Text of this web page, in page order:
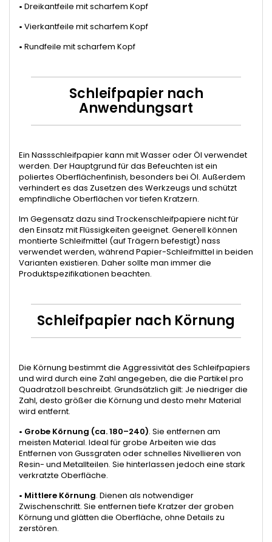
• Dreikantfeile mit scharfem Kopf
• Vierkantfeile mit scharfem Kopf
• Rundfeile mit scharfem Kopf
Schleifpapier nach
Anwendungsart
Ein Nassschleifpapier kann mit Wasser oder Öl verwendet
werden. Der Hauptgrund für das Befeuchten ist ein
poliertes Oberflächenfinish, besonders bei Öl. Außerdem
verhindert es das Zusetzen des Werkzeugs und schützt
empfindliche Oberflächen vor tiefen Kratzern.
Im Gegensatz dazu sind Trockenschleifpapiere nicht für
den Einsatz mit Flüssigkeiten geeignet. Generell können
montierte Schleifmittel (auf Trägern befestigt) nass
verwendet werden, während Papier-Schleifmittel in beiden
Varianten existieren. Daher sollte man immer die
Produktspezifikationen beachten.
Schleifpapier nach Körnung
Die Körnung bestimmt die Aggressivität des Schleifpapiers
und wird durch eine Zahl angegeben, die die Partikel pro
Quadratzoll beschreibt. Grundsätzlich gilt: Je niedriger die
Zahl, desto größer die Körnung und desto mehr Material
wird entfernt.
• Grobe Körnung (ca. 180–240). Sie entfernen am
meisten Material. Ideal für grobe Arbeiten wie das
Entfernen von Gussgraten oder schnelles Nivellieren von
Resin- und Metallteilen. Sie hinterlassen jedoch eine stark
verkratzte Oberfläche.
• Mittlere Körnung. Dienen als notwendiger
Zwischenschritt. Sie entfernen tiefe Kratzer der groben
Körnung und glätten die Oberfläche, ohne Details zu
zerstören.